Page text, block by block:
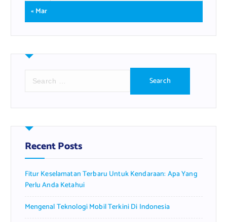
« Mar
r
h
f
o
:
Recent Posts
Fitur Keselamatan Terbaru Untuk Kendaraan: Apa Yang
Perlu Anda Ketahui
Mengenal Teknologi Mobil Terkini Di Indonesia